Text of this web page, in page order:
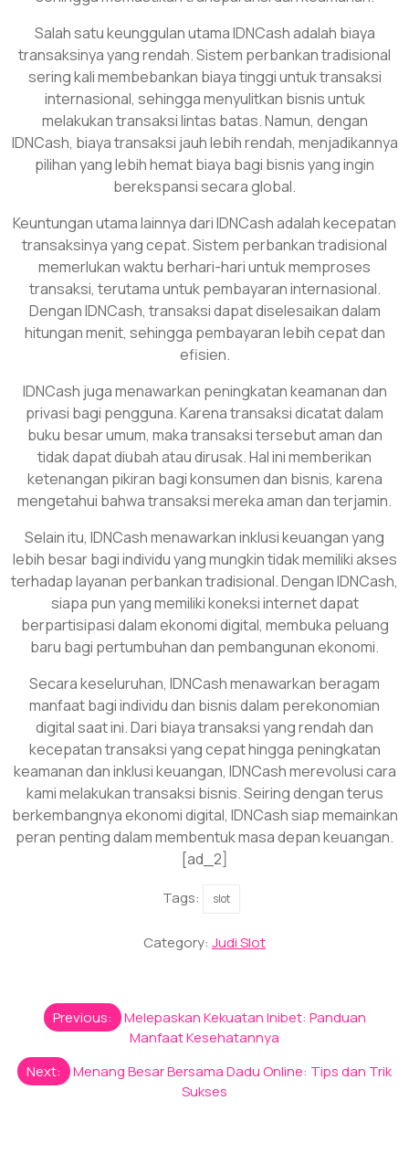
Salah satu keunggulan utama IDNCash adalah biaya
transaksinya yang rendah. Sistem perbankan tradisional
sering kali membebankan biaya tinggi untuk transaksi
internasional, sehingga menyulitkan bisnis untuk
melakukan transaksi lintas batas. Namun, dengan
IDNCash, biaya transaksi jauh lebih rendah, menjadikannya
pilihan yang lebih hemat biaya bagi bisnis yang ingin
berekspansi secara global.
Keuntungan utama lainnya dari IDNCash adalah kecepatan
transaksinya yang cepat. Sistem perbankan tradisional
memerlukan waktu berhari-hari untuk memproses
transaksi, terutama untuk pembayaran internasional.
Dengan IDNCash, transaksi dapat diselesaikan dalam
hitungan menit, sehingga pembayaran lebih cepat dan
efisien.
IDNCash juga menawarkan peningkatan keamanan dan
privasi bagi pengguna. Karena transaksi dicatat dalam
buku besar umum, maka transaksi tersebut aman dan
tidak dapat diubah atau dirusak. Hal ini memberikan
ketenangan pikiran bagi konsumen dan bisnis, karena
mengetahui bahwa transaksi mereka aman dan terjamin.
Selain itu, IDNCash menawarkan inklusi keuangan yang
lebih besar bagi individu yang mungkin tidak memiliki akses
terhadap layanan perbankan tradisional. Dengan IDNCash,
siapa pun yang memiliki koneksi internet dapat
berpartisipasi dalam ekonomi digital, membuka peluang
baru bagi pertumbuhan dan pembangunan ekonomi.
Secara keseluruhan, IDNCash menawarkan beragam
manfaat bagi individu dan bisnis dalam perekonomian
digital saat ini. Dari biaya transaksi yang rendah dan
kecepatan transaksi yang cepat hingga peningkatan
keamanan dan inklusi keuangan, IDNCash merevolusi cara
kami melakukan transaksi bisnis. Seiring dengan terus
berkembangnya ekonomi digital, IDNCash siap memainkan
peran penting dalam membentuk masa depan keuangan.
[ad_2]
Tags: slot
Category: Judi Slot
Post
navigation
Previous:
Melepaskan Kekuatan Inibet: Panduan
Manfaat Kesehatannya
Next:
Menang Besar Bersama Dadu Online: Tips dan Trik
Sukses